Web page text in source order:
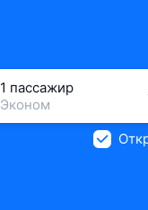
1 пассажир
Эконом